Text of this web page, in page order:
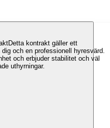
Detta kontrakt gäller ett
och en professionell hyresvärd.
och erbjuder stabilitet och väl
uthyrningar.